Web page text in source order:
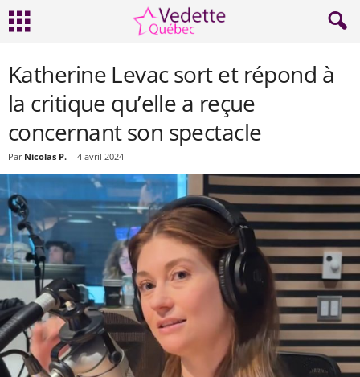
Katherine Levac sort et répond à
la critique qu’elle a reçue
concernant son spectacle
Par Nicolas P. - 4 avril 2024